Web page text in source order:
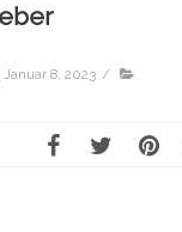
Januar 8, 2023 /